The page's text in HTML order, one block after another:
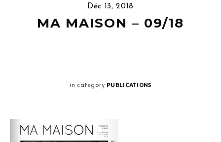
Déc 13, 2018
MA MAISON – 09/18
in category PUBLICATIONS